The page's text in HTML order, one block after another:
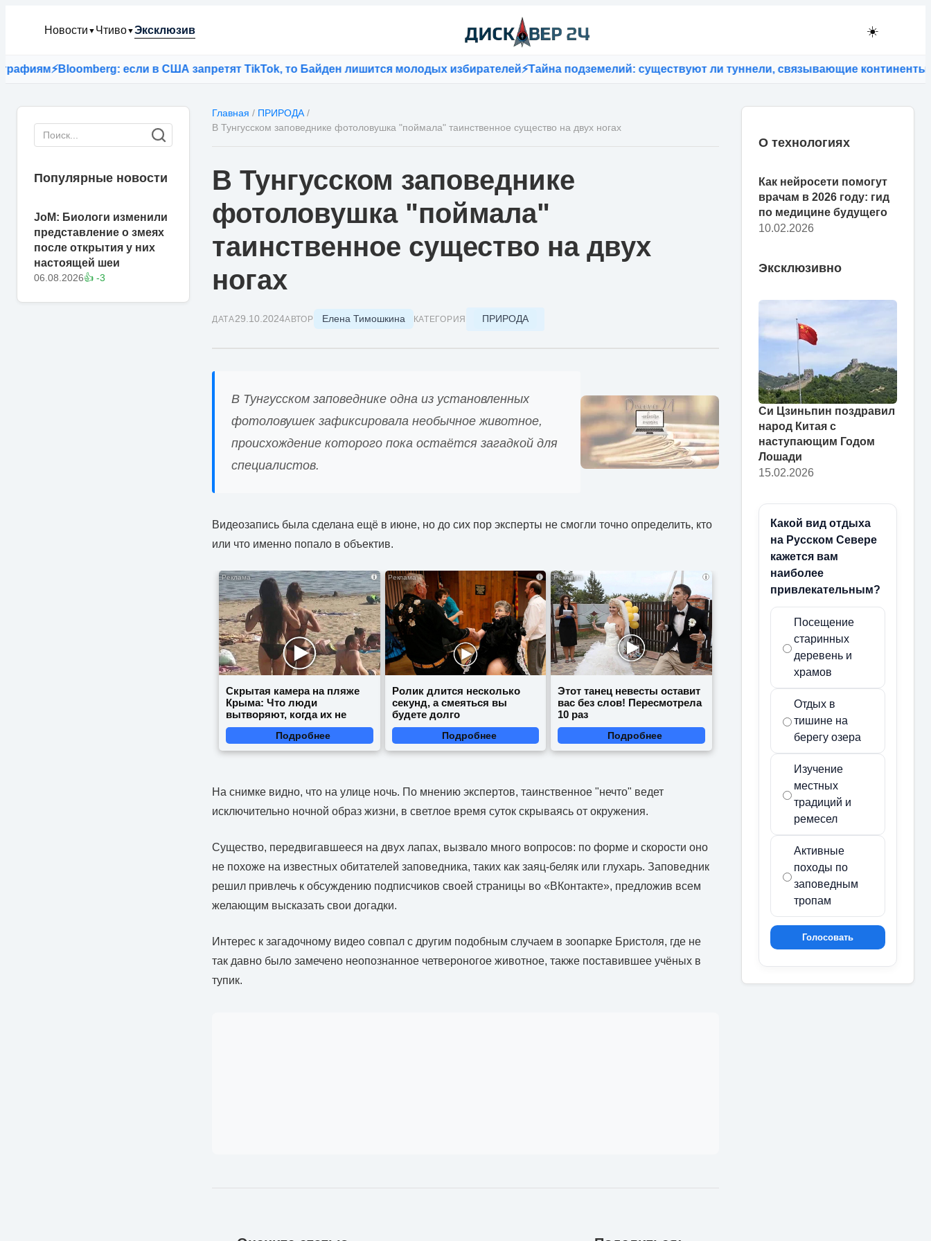
Новости ▼ Чтиво▼Эксклюзив ☀️
⚡Bloomberg: если в США запретят TikTok, то Байден лишится молодых избирателей⚡Тайна подземелий: существуют ли туннели, связывающие континенты⚡
Популярные новости
JoM: Биологи изменили
представление о змеях
после открытия у них
настоящей шеи
06.08.2026👍 -3
Главная / ПРИРОДА /
В Тунгусском заповеднике фотоловушка "поймала" таинственное существо на двух ногах
В Тунгусском заповеднике
фотоловушка "поймала"
таинственное существо на двух
ногах
ДАТА29.10.2024АВТОР Елена Тимошкина КАТЕГОРИЯ ПРИРОДА
В Тунгусском заповеднике одна из установленных
фотоловушек зафиксировала необычное животное,
происхождение которого пока остаётся загадкой для
специалистов.
Видеозапись была сделана ещё в июне, но до сих пор эксперты не смогли точно определить, кто
или что именно попало в объектив.
i
Скрытая камера на пляже
Крыма: Что люди
вытворяют, когда их не
видят...
Подробнее
i
Ролик длится несколько
секунд, а смеяться вы
будете долго
Подробнее
i
Этот танец невесты оставит
вас без слов! Пересмотрела
10 раз
Подробнее
На снимке видно, что на улице ночь. По мнению экспертов, таинственное "нечто" ведет
исключительно ночной образ жизни, в светлое время суток скрываясь от окружения.
Существо, передвигавшееся на двух лапах, вызвало много вопросов: по форме и скорости оно
не похоже на известных обитателей заповедника, таких как заяц-беляк или глухарь. Заповедник
решил привлечь к обсуждению подписчиков своей страницы во «ВКонтакте», предложив всем
желающим высказать свои догадки.
Интерес к загадочному видео совпал с другим подобным случаем в зоопарке Бристоля, где не
так давно было замечено неопознанное четвероногое животное, также поставившее учёных в
тупик.
О технологиях
Как нейросети помогут
врачам в 2026 году: гид
по медицине будущего
10.02.2026
Эксклюзивно
Си Цзиньпин поздравил
народ Китая с
наступающим Годом
Лошади
15.02.2026
Какой вид отдыха
на Русском Севере
кажется вам
наиболее
привлекательным?
Посещение
старинных
деревень и
храмов
Отдых в
тишине на
берегу озера
Изучение
местных
традиций и
ремесел
Активные
походы по
заповедным
тропам
Голосовать